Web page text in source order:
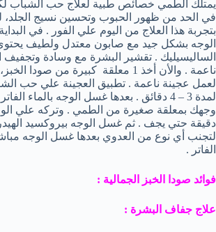
يمتلك الطمي خصائص طبية لعلاج حب الشباب
في الحد من ظهور الحبوب وتحسين نسيج الجلد،
بتجربة هذا العلاج من اليوم علي الفور . في
الوجه بشكل جيد مع صابون معتدل ولطيف
الساليسيليك . تقشير البشرة مع وسادة وتجفيف
ناعمة . والأن أخذ 1 معلقة كبيرة من صودا
لعمل عجينة ناعمة . تطبيق العجينة علي حب
لمدة 3 – 4 دقائق . بعدها غسل الوجه بالماء
دقيقة حتي يجف . ثم غسل الوجه بيروكسيد
لتجنب أي نوع من العدوي بعدها غسل الوجه
الفاتر .
فوائد صودا الخبز الجمالية :
علاج جفاف البشرة :